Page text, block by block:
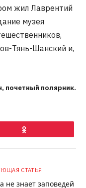
жил Лаврентий
музея
Тянь-Шанский и,
почетный полярник.
Ok
СТАТЬЯ
не знает заповедей